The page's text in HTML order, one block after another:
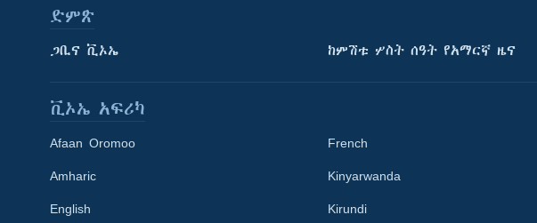
Learning English
ድምጽ
ጋቢና ቪኦኤ ከምሽቱ ሦስት ሰዓት የአማርኛ ዜና
ቪኦኤ አፍሪካ
Afaan Oromoo
Amharic
English
French
Kinyarwanda
Kirundi